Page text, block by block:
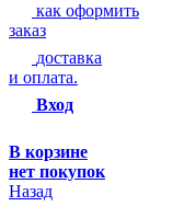
как оформить
заказ
доставка
и оплата.
Вход
В корзине
нет покупок
Назад